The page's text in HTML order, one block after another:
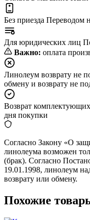
Без приезда Переводом
Для юридических лиц
Важно: оплата
Линолеум возврату не
обмену и возврату не
Возврат
дня покупки
Согласно Закону «О
линолеума возможен
(брак). Согласно
19.01.1998, линолеум
возврату или обмену.
Похожие